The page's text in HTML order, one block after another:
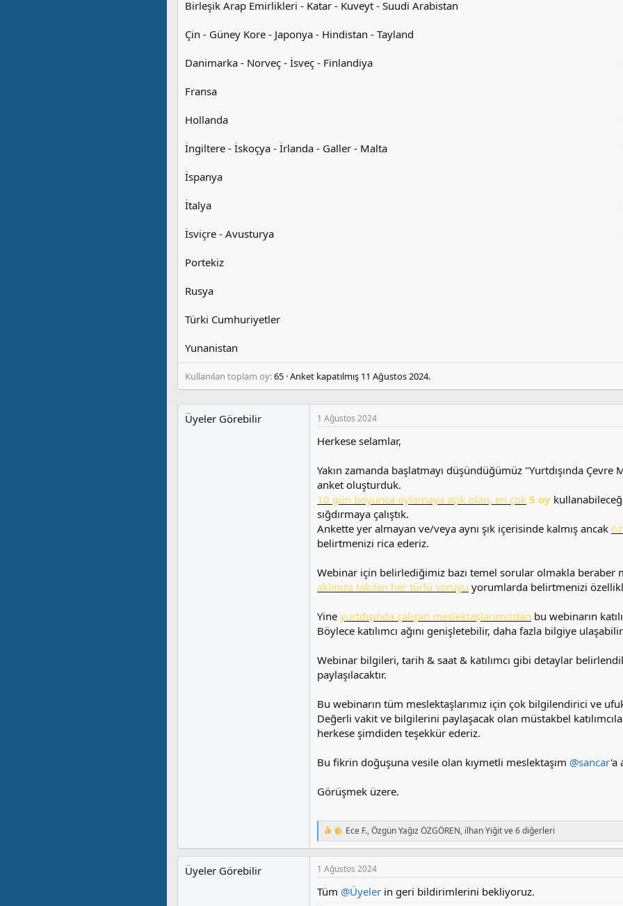
Birleşik Arap Emirlikleri - Katar - Kuveyt - Suudi Arabistan
Çin - Güney Kore - Japonya - Hindistan - Tayland
Danimarka - Norveç - İsveç - Finlandiya
Fransa
Hollanda
İngiltere - İskoçya - İrlanda - Galler - Malta
İspanya
İtalya
İsviçre - Avusturya
Portekiz
Rusya
Türki Cumhuriyetler
Yunanistan
Kullanılan toplam oy 65 Anket kapatılmış 11 Ağustos 2024.
Üyeler Görebilir 1 Ağustos 2024
Herkese selamlar,
Yakın zamanda başlatmayı düşündüğümüz "Yurtdışında
anket oluşturduk.
10 gün boyunca oylamaya açık olan, en çok 5 oy
sığdırmaya çalıştık.
Ankette yer almayan ve/veya aynı şık içerisinde kalmış ancak
belirtmenizi rica ederiz.
Webinar için belirlediğimiz bazı temel sorular olmakla beraber
aklınıza takılan her türlü soruyu yorumlarda belirtmenizi
Yine yurtdışında çalışan meslektaşlarımızdan bu webinarın
Böylece katılımcı ağını genişletebilir, daha fazla bilgiye
Webinar bilgileri, tarih & saat & katılımcı gibi detaylar
paylaşılacaktır.
Bu webinarın tüm meslektaşlarımız için çok bilgilendirici ve ufuk
Değerli vakit ve bilgilerini paylaşacak olan müstakbel
herkese şimdiden teşekkür ederiz.
Bu fikrin doğuşuna vesile olan kıymetli meslektaşım @sancar'a
Görüşmek üzere.
T
e
p
k
i
l
Ece F.,Özgün Yağız ÖZGÖREN, ilhan Yiğitve 6 diğerleri
Üyeler Görebilir 1 Ağustos 2024
Tüm @Üyeler in geri bildirimlerini bekliyoruz.